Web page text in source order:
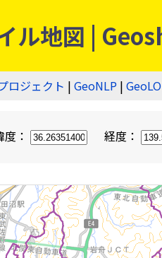
ル地図 |
ロジェクト | GeoNLP |
度： 経度：